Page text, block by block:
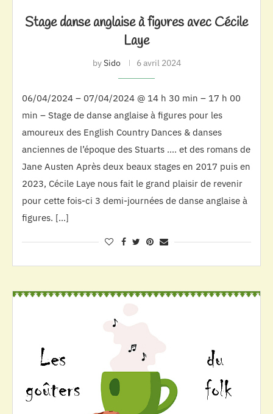
Stage danse anglaise à figures avec Cécile
Laye
bySido 6 avril 2024
06/04/2024 – 07/04/2024 @ 14 h 30 min – 17 h 00
min – Stage de danse anglaise à figures pour les
amoureux des English Country Dances & danses
anciennes de l’époque des Stuarts …. et des romans de
Jane Austen Après deux beaux stages en 2017 puis en
2023, Cécile Laye nous fait le grand plaisir de revenir
pour cette fois-ci 3 demi-journées de danse anglaise à
figures. […]